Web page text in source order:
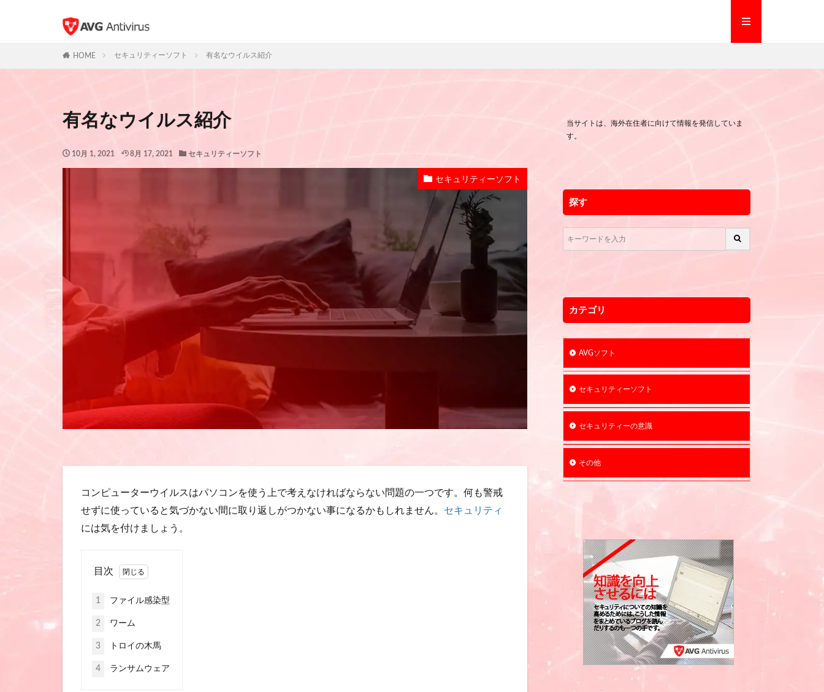
HOME セキュリティーソフト 有名なウイルス紹介
有名なウイルス紹介
10月 1, 2021 8月 17, 2021 セキュリティーソフト
セキュリティーソフト
コンピューターウイルスはパソコンを使う上で考えなければならない問題の一つです。何も警戒
せずに使っていると気づかない間に取り返しがつかない事になるかもしれません。 セキュリティ
には気を付けましょう。
目次
1 ファイル感染型
2 ワーム
3 トロイの木馬
4 ランサムウェア
当サイトは、海外在住者に向けて情報を発信していま
す。
探す
カテゴリ
AVGソフト
セキュリティーソフト
セキュリティーの意識
その他